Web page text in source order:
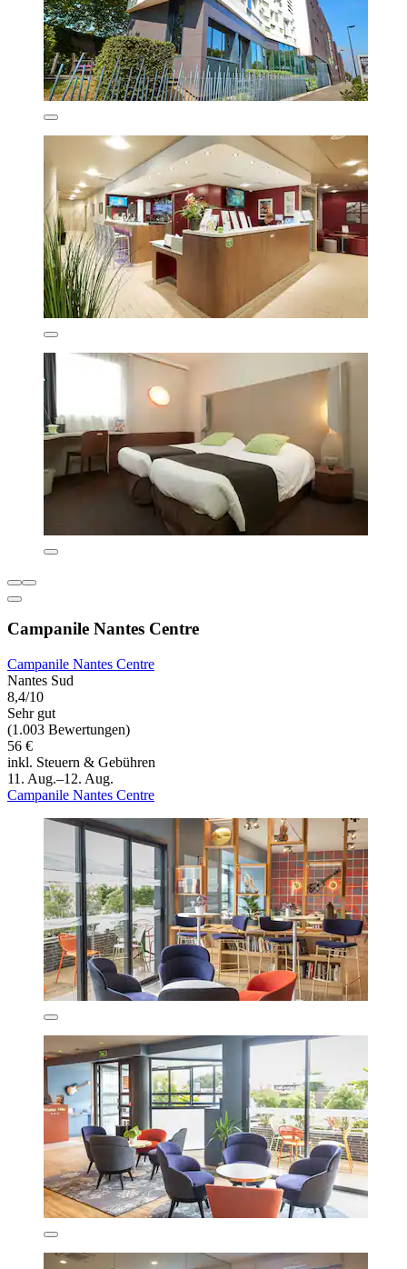
Campanile Nantes Centre
Campanile Nantes Centre
Nantes Sud
8,4/10
Sehr gut
(1.003 Bewertungen)
56 €
inkl. Steuern & Gebühren
11. Aug.–12. Aug.
Campanile Nantes Centre